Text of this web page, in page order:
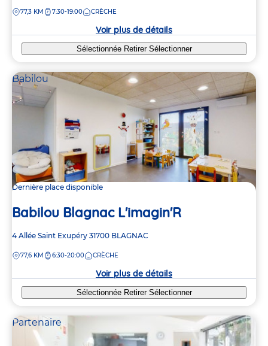
la
DISTANCE
77,3 KM 7:30-19:00 CRÈCHE
Voir plus de détails
Sélectionnée Retirer Sélectionner
Babilou
Dernière place disponible
Babilou Blagnac L'imagin'R
Adresse
la
4 Allée Saint Exupéry 31700 BLAGNAC
DISTANCE
77,6 KM 6:30-20:00 CRÈCHE
Voir plus de détails
Sélectionnée Retirer Sélectionner
Partenaire